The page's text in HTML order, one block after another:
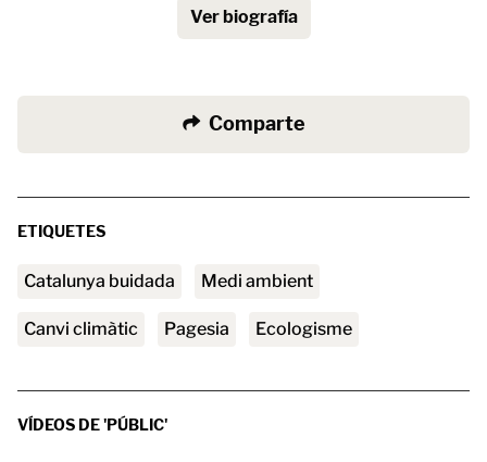
Ver biografía
Comparte
ETIQUETES
Catalunya buidada medi ambient
canvi climàtic pagesia Ecologisme
VÍDEOS DE 'PÚBLIC'